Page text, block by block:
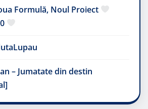
Formulă, Noul Proiect
– Jumatate din destin